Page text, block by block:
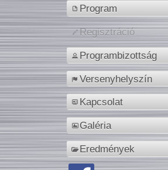
Program
Regisztráció
Programbizottság
Versenyhelyszín
Kapcsolat
Galéria
Eredmények